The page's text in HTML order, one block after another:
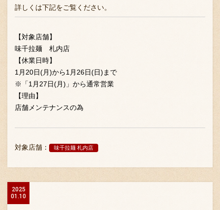
詳しくは下記をご覧ください。
【対象店舗】
味千拉麺 札内店
【休業日時】
1月20日(月)から1月26日(日)まで
※「1月27日(月)」から通常営業
【理由】
店舗メンテナンスの為
対象店舗： 味千拉麺 札内店
2025
01.10